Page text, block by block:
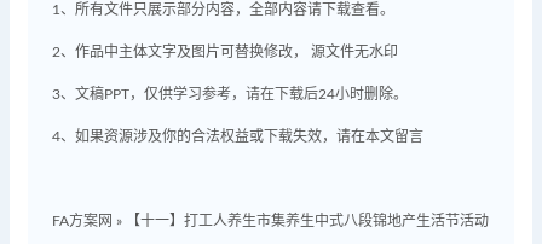
1、所有文件只展示部分内容，全部内容请下载查看。
2、作品中主体文字及图片可替换修改， 源文件无水印
3、文稿PPT，仅供学习参考，请在下载后24小时删除。
4、如果资源涉及你的合法权益或下载失效，请在本文留言
FA方案网 » 【十一】打工人养生市集养生中式八段锦地产生活节活动